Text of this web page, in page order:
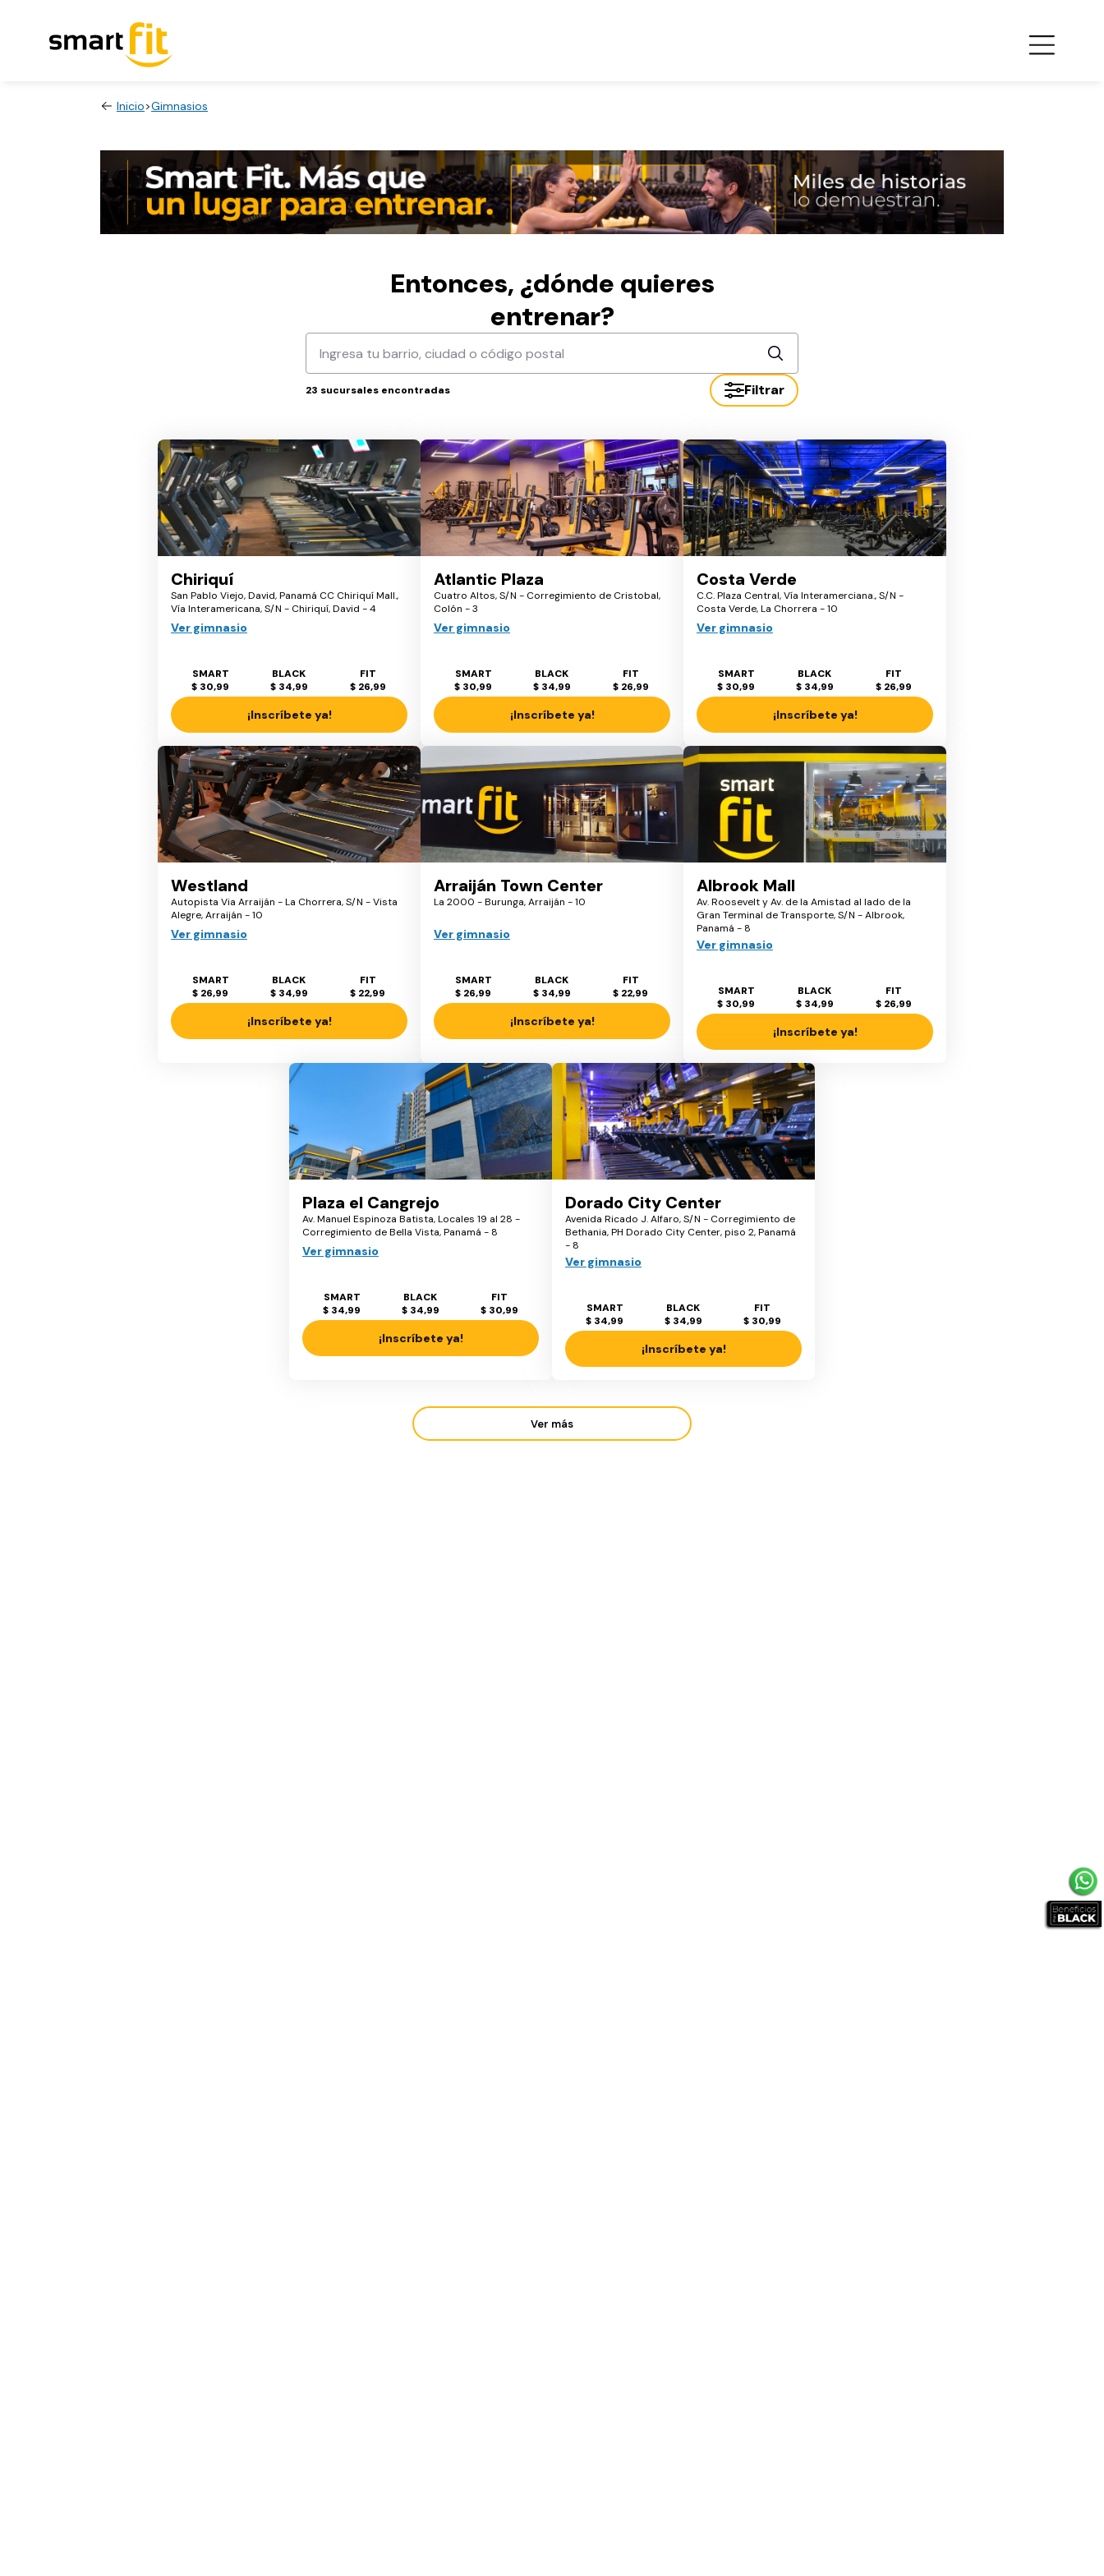
Inicio>Gimnasios
Entonces, ¿dónde quieres
entrenar?
23 sucursales encontradas Filtrar
Chiriquí
San Pablo Viejo, David, Panamá CC Chiriquí Mall.,
Vía Interamericana, S/N - Chiriquí, David - 4
Ver gimnasio
SMART
$ 30,99
BLACK
$ 34,99
FIT
$ 26,99
¡Inscríbete ya!
Atlantic Plaza
Cuatro Altos, S/N - Corregimiento de Cristobal,
Colón - 3
Ver gimnasio
SMART
$ 30,99
BLACK
$ 34,99
FIT
$ 26,99
¡Inscríbete ya!
Costa Verde
C.C. Plaza Central, Vía Interamerciana., S/N -
Costa Verde, La Chorrera - 10
Ver gimnasio
SMART
$ 30,99
BLACK
$ 34,99
FIT
$ 26,99
¡Inscríbete ya!
Westland
Autopista Via Arraiján - La Chorrera, S/N - Vista
Alegre, Arraiján - 10
Ver gimnasio
SMART
$ 26,99
BLACK
$ 34,99
FIT
$ 22,99
¡Inscríbete ya!
Arraiján Town Center
La 2000 - Burunga, Arraiján - 10
Ver gimnasio
SMART
$ 26,99
BLACK
$ 34,99
FIT
$ 22,99
¡Inscríbete ya!
Albrook Mall
Av. Roosevelt y Av. de la Amistad al lado de la
Gran Terminal de Transporte, S/N - Albrook,
Panamá - 8
Ver gimnasio
SMART
$ 30,99
BLACK
$ 34,99
FIT
$ 26,99
¡Inscríbete ya!
Plaza el Cangrejo
Av. Manuel Espinoza Batista, Locales 19 al 28 -
Corregimiento de Bella Vista, Panamá - 8
Ver gimnasio
SMART
$ 34,99
BLACK
$ 34,99
FIT
$ 30,99
¡Inscríbete ya!
Dorado City Center
Avenida Ricado J. Alfaro, S/N - Corregimiento de
Bethania, PH Dorado City Center, piso 2, Panamá
- 8
Ver gimnasio
SMART
$ 34,99
BLACK
$ 34,99
FIT
$ 30,99
¡Inscríbete ya!
Ver más